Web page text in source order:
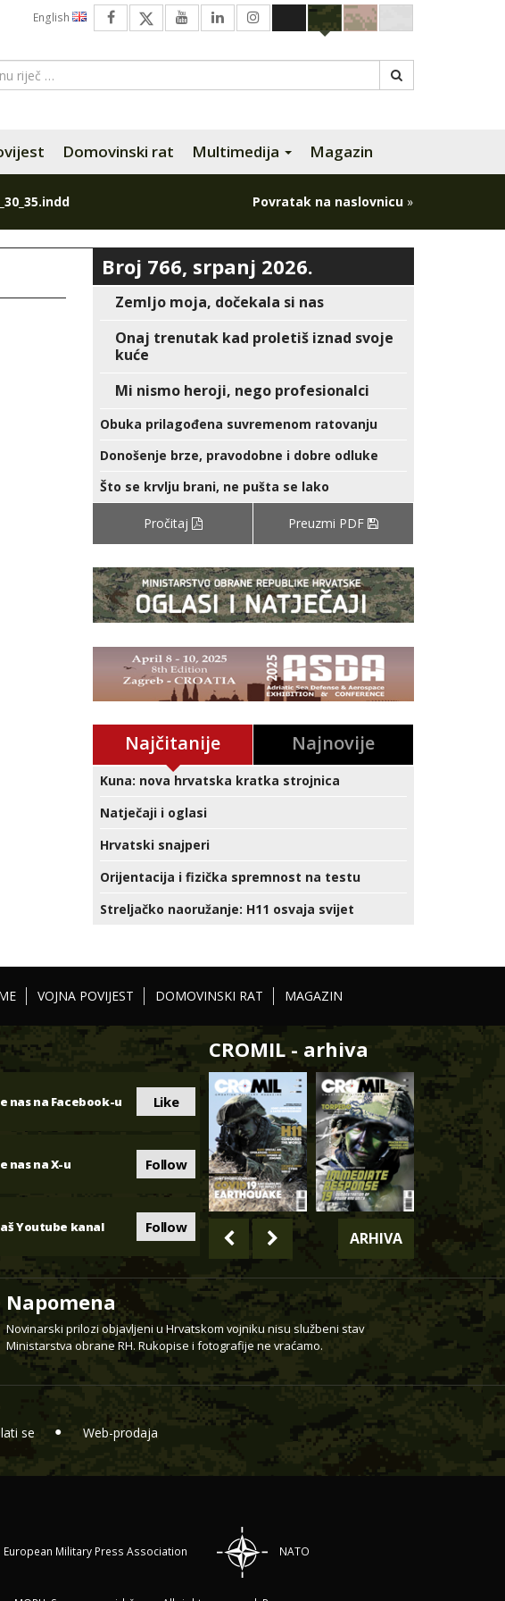
English
Domovinski rat Multimedija Magazin
Povratak na naslovnicu »
Broj 766, srpanj 2026.
Zemljo moja, dočekala si nas
Onaj trenutak kad proletiš iznad svoje
kuće
Mi nismo heroji, nego profesionalci
Obuka prilagođena suvremenom ratovanju
Donošenje brze, pravodobne i dobre odluke
Što se krvlju brani, ne pušta se lako
Pročitaj Preuzmi PDF
Najčitanije Najnovije
Kuna: nova hrvatska kratka strojnica
Natječaji i oglasi
Hrvatski snajperi
Orijentacija i fizička spremnost na testu
Streljačko naoružanje: H11 osvaja svijet
VOJNA POVIJEST DOMOVINSKI RAT MAGAZIN
nas na Facebook-u Like
nas na X-u Follow
Youtube kanal Follow
CROMIL - arhiva
ARHIVA
Napomena
Novinarski prilozi objavljeni u Hrvatskom vojniku nisu službeni stav
Ministarstva obrane RH. Rukopise i fotografije ne vraćamo.
se Web-prodaja
European Military Press Association NATO